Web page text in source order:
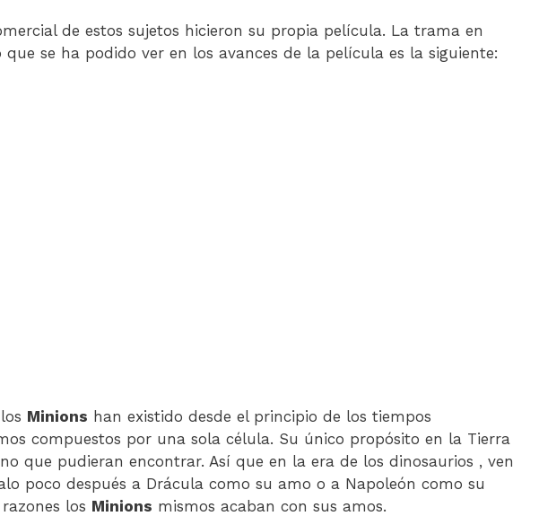
de estos sujetos hicieron su propia película. La trama en
se ha podido ver en los avances de la película es la siguiente:
Minions han existido desde el principio de los tiempos
compuestos por una sola célula. Su único propósito en la Tierra
que pudieran encontrar. Así que en la era de los dinosaurios , ven
poco después a Drácula como su amo o a Napoleón como su
los Minions mismos acaban con sus amos.